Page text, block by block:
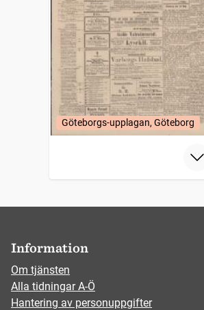
Göteborgs-upplagan, Göteborg
Information
Om tjänsten
Alla tidningar A-Ö
Hantering av personuppgifter